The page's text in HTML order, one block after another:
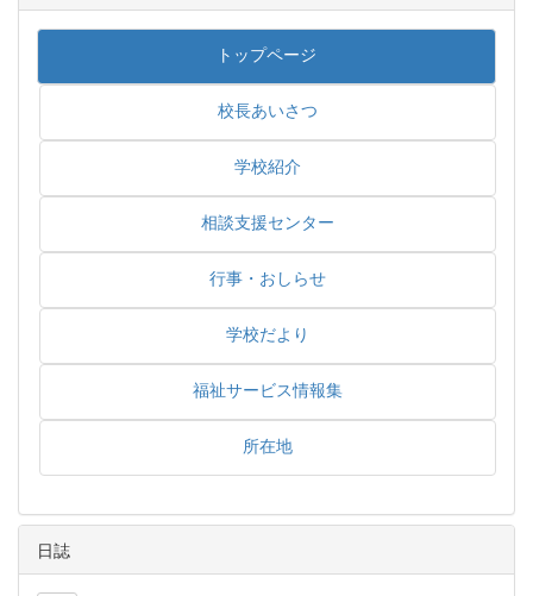
トップページ
校長あいさつ
学校紹介
相談支援センター
行事・おしらせ
学校だより
福祉サービス情報集
所在地
日誌